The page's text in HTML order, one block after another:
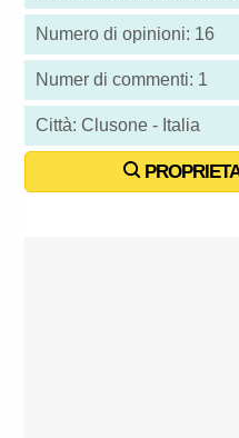
Numero di opinioni: 16
Numer di commenti: 1
Città: Clusone - Italia